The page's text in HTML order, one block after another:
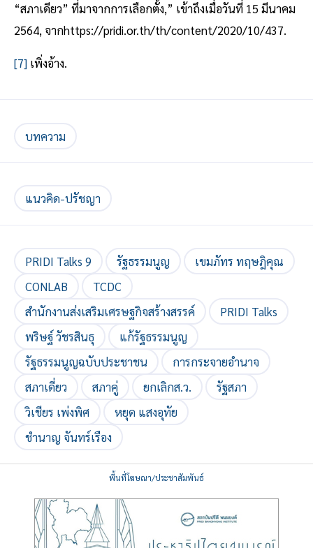
“สภาเดียว” ที่มาจากการเลือกตั้ง,” เข้าถึงเมื่อวันที่ 15 มีนาคม
2564, จากhttps://pridi.or.th/th/content/2020/10/437.
[7] เพิ่งอ้าง.
บทความ
แนวคิด-ปรัชญา
PRIDI Talks 9 รัฐธรรมนูญ
เขมภัทร ทฤษฎิคุณ
CONLAB
TCDC
สำนักงานส่งเสริมเศรษฐกิจสร้างสรรค์
PRIDI Talks
พริษฐ์ วัชรสินธุ
แก้รัฐธรรมนูญ
รัฐธรรมนูญฉบับประชาชน
การกระจายอำนาจ
สภาเดี่ยว
สภาคู่ ยกเลิกส.ว.
รัฐสภา
วิเชียร เพ่งพิศ
หยุด แสงอุทัย
ชำนาญ จันทร์เรือง
พื้นที่โฆษณา/ประชาสัมพันธ์